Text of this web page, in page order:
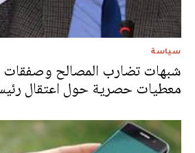
سياسة
شبهات تضارب المصالح
معطيات حصرية حول اعتقال